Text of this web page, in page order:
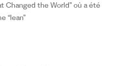
Changed the World” où a été
“lean”